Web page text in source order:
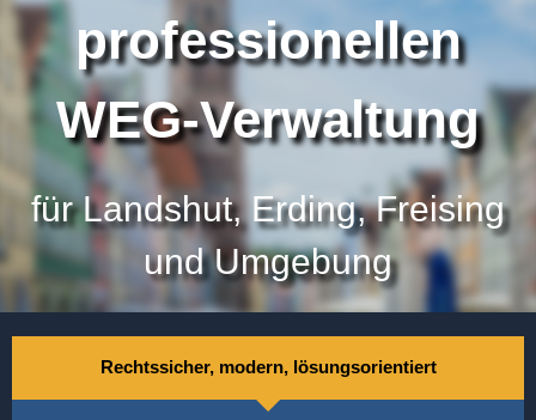
professionellen
WEG-Verwaltung
für Landshut, Erding, Freising
und Umgebung
Rechtssicher, modern, lösungsorientiert